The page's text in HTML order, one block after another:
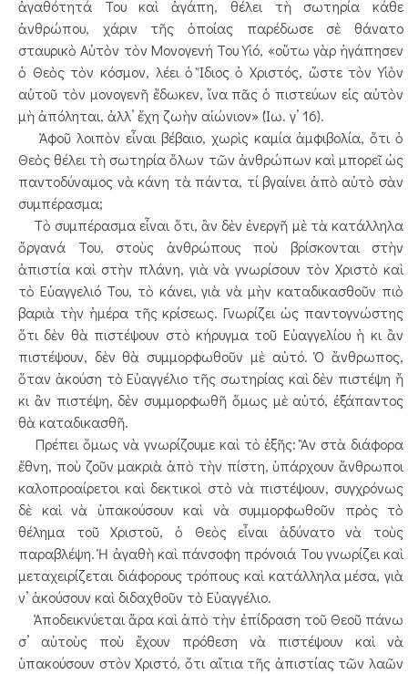
ἀγαθότητά Του καὶ ἀγάπη, θέλει τὴ σωτηρία κάθε
ἀνθρώπου, χάριν τῆς ὁποίας παρέδωσε σὲ θάνατο
σταυρικὸ Αὐτὸν τὸν Μονογενή Του Υἱό, «οὕτω γὰρ ἠγάπησεν
ὁ Θεὸς τὸν κόσμον, λέει ὁ Ἴδιος ὁ Χριστός, ὥστε τὸν Υἱὸν
αὐτοῦ τὸν μονογενῆ ἔδωκεν, ἵνα πᾶς ὁ πιστεύων εἰς αὐτὸν
μὴ ἀπόληται, ἀλλ’ ἔχη ζωὴν αἰώνιον» (Ἰω. γ’ 16).
Ἀφοῦ λοιπὸν εἶναι βέβαιο, χωρὶς καμία ἀμφιβολία, ὅτι ὁ
Θεὸς θέλει τὴ σωτηρία ὅλων τῶν ἀνθρώπων καὶ μπορεῖ ὡς
παντοδύναμος νὰ κάνη τὰ πάντα, τί βγαίνει ἀπὸ αὐτὸ σὰν
συμπέρασμα;
Τὸ συμπέρασμα εἶναι ὅτι, ἂν δὲν ἐνεργῆ μὲ τὰ κατάλληλα
ὄργανά Του, στοὺς ἀνθρώπους ποὺ βρίσκονται στὴν
ἀπιστία καὶ στὴν πλάνη, γιὰ νὰ γνωρίσουν τὸν Χριστὸ καὶ
τὸ Εὐαγγελιό Του, τὸ κάνει, γιὰ νὰ μὴν καταδικασθοῦν πιὸ
βαριὰ τὴν ἡμέρα τῆς κρίσεως. Γνωρίζει ὡς παντογνώστης
ὅτι δὲν θὰ πιστέψουν στὸ κήρυγμα τοῦ Εὐαγγελίου ἡ κι ἂν
πιστέψουν, δὲν θὰ συμμορφωθοῦν μὲ αὐτό. Ὁ ἄνθρωπος,
ὅταν ἀκούση τὸ Εὐαγγέλιο τῆς σωτηρίας καὶ δὲν πιστέψη ἤ
κι ἂν πιστέψη, δὲν συμμορφωθῆ ὅμως μὲ αὐτό, ἐξάπαντος
θὰ καταδικασθῆ.
Πρέπει ὅμως νὰ γνωρίζουμε καὶ τὸ ἑξῆς: Ἂν στὰ διάφορα
ἔθνη, ποὺ ζοῦν μακριὰ ἀπὸ τὴν πίστη, ὑπάρχουν ἄνθρωποι
καλοπροαίρετοι καὶ δεκτικοὶ στὸ νὰ πιστέψουν, συγχρόνως
δὲ καὶ νὰ ὑπακούσουν καὶ νὰ συμμορφωθοῦν πρὸς τὸ
θέλημα τοῦ Χριστοῦ, ὁ Θεὸς εἶναι ἀδύνατο νὰ τοὺς
παραβλέψη. Ἡ ἀγαθὴ καὶ πάνσοφη πρόνοιά Του γνωρίζει καὶ
μεταχειρίζεται διάφορους τρόπους καὶ κατάλληλα μέσα, γιὰ
ν’ ἀκούσουν καὶ διδαχθοῦν τὸ Εὐαγγέλιο.
Ἀποδεικνύεται ἄρα καὶ ἀπὸ τὴν ἐπίδραση τοῦ Θεοῦ πάνω
σ’ αὐτοὺς ποὺ ἔχουν πρόθεση νὰ πιστέψουν καὶ νὰ
ὑπακούσουν στὸν Χριστό, ὅτι αἴτια τῆς ἀπιστίας τῶν λαῶν